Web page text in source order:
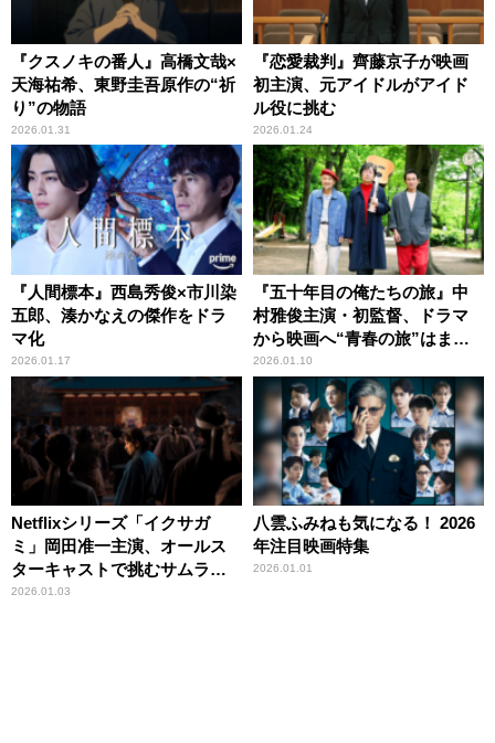
『クスノキの番人』高橋文哉×
天海祐希、東野圭吾原作の“祈
り”の物語
2026.01.31
『恋愛裁判』齊藤京子が映画
初主演、元アイドルがアイド
ル役に挑む
2026.01.24
『人間標本』西島秀俊×市川染
五郎、湊かなえの傑作をドラ
マ化
2026.01.17
『五十年目の俺たちの旅』中
村雅俊主演・初監督、ドラマ
から映画へ“青春の旅”はまだ
まだ続く
2026.01.10
Netflixシリーズ「イクサガ
ミ」岡田准一主演、オールス
ターキャストで挑むサムライ
バトル
2026.01.03
八雲ふみねも気になる！ 2026
年注目映画特集
2026.01.01